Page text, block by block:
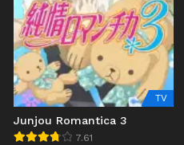
TV
Junjou Romantica 3
7.61